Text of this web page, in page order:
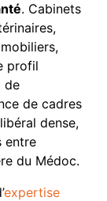
. Cabinets
profil
de
de cadres
dense,
entre
du Médoc.
expertise